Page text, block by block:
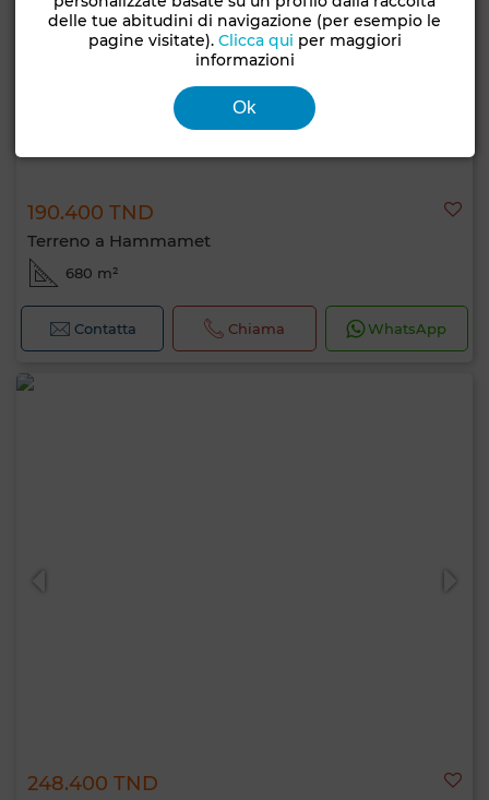
190.400 TND
Terreno a Hammamet
680 m²
Contatta Chiama WhatsApp
248.400 TND
delle tue abitudini di navigazione (per esempio le
pagine visitate). Clicca qui per maggiori
informazioni
Ok